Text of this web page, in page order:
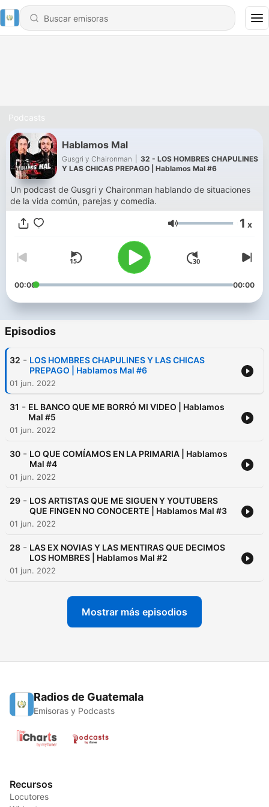
Podcasts
Hablamos Mal
Gusgri y Chaironman
32 - LOS HOMBRES CHAPULINES
Y LAS CHICAS PREPAGO | Hablamos Mal #6
Un podcast de Gusgri y Chaironman hablando de situaciones
de la vida común, parejas y comedia.
Volumen 1 x
00:00 00:00
Episodios
32 - LOS HOMBRES CHAPULINES Y LAS CHICAS
PREPAGO | Hablamos Mal #6
01 jun. 2022
31 - EL BANCO QUE ME BORRÓ MI VIDEO | Hablamos
Mal #5
01 jun. 2022
30 - LO QUE COMÍAMOS EN LA PRIMARIA | Hablamos
Mal #4
01 jun. 2022
29 - LOS ARTISTAS QUE ME SIGUEN Y YOUTUBERS
QUE FINGEN NO CONOCERTE | Hablamos Mal #3
01 jun. 2022
28 - LAS EX NOVIAS Y LAS MENTIRAS QUE DECIMOS
LOS HOMBRES | Hablamos Mal #2
01 jun. 2022
Mostrar más episodios
Radios de Guatemala
Emisoras y Podcasts
Recursos
Locutores